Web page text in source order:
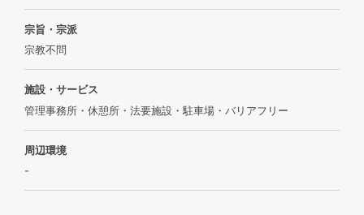
宗旨・宗派
宗教不問
施設・サービス
管理事務所・休憩所・法要施設・駐車場・バリアフリー
周辺環境
-